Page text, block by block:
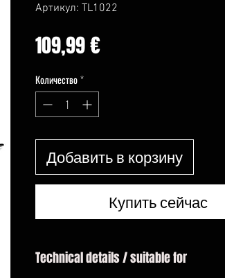
Артикул: TL1022
109,99 €Цена
Количество*
Добавить в корзину
Купить сейчас
Technical details / suitable for